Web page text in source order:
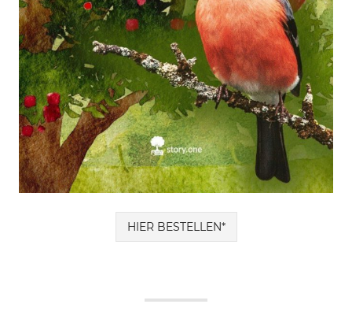
HIER BESTELLEN*